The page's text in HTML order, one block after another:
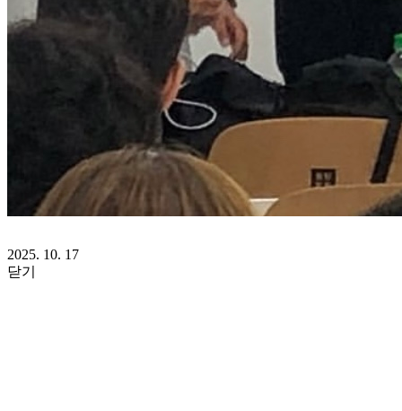
2025. 10. 17
닫기